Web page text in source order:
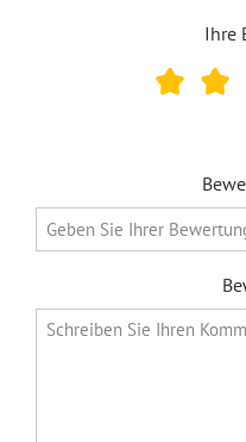
Ihre